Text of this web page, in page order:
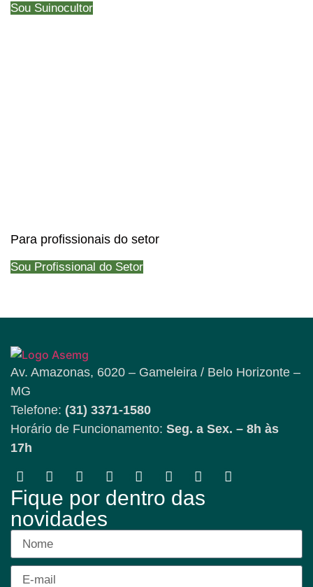
Sou Suinocultor
Para profissionais do setor
Sou Profissional do Setor
Av. Amazonas, 6020 – Gameleira / Belo Horizonte –
MG
Telefone: (31) 3371-1580
Horário de Funcionamento: Seg. a Sex. – 8h às
17h
Fique por dentro das
novidades